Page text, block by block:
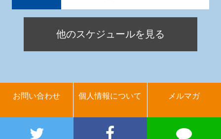
他のスケジュールを見る
お問い合わせ 個人情報について メルマガ